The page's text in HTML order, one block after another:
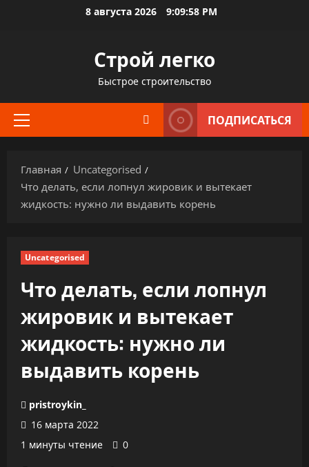
8 августа 2026 9:09:59 PM
Строй легко
Быстрое строительство
Основное
ПОДПИСАТЬСЯ
Главная
Uncategorised
Что делать, если лопнул жировик и вытекает
жидкость: нужно ли выдавить корень
Uncategorised
Что делать, если лопнул
жировик и вытекает
жидкость: нужно ли
выдавить корень
pristroykin_
16 марта 2022
1 минуты чтение
0